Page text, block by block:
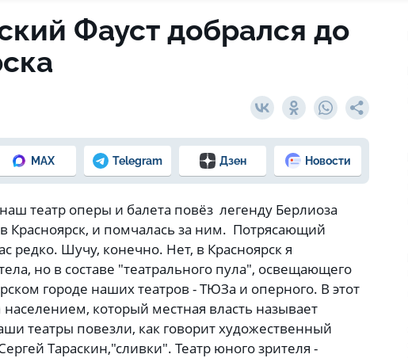
Фауст добрался до
MAX Telegram Дзен Новости
театр оперы и балета повёз легенду Берлиоза
Красноярск, и помчалась за ним. Потрясающий
редко. Шучу, конечно. Нет, в Красноярск я
но в составе "театрального пула", освещающего
городе наших театров - ТЮЗа и оперного. В этот
который местная власть называет
театры повезли, как говорит художественный
Тараскин,"сливки". Театр юного зрителя -